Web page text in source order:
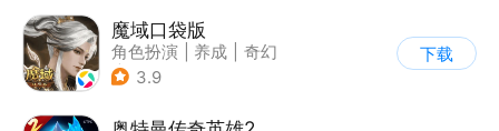
魔域口袋版
角色扮演 养成
奇幻
| 魔域
3.9
下载